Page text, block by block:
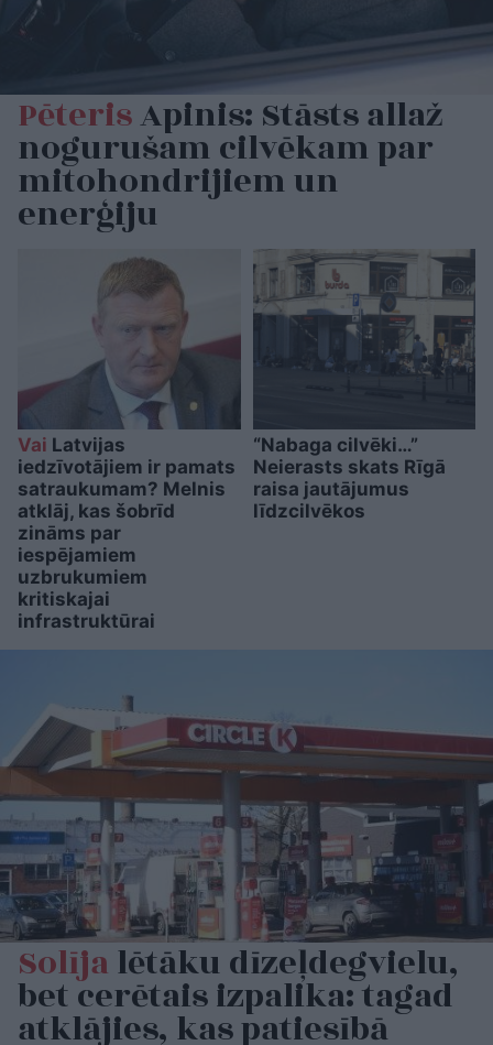
PēterisApinis: Stāsts allaž
nogurušam cilvēkam par
mitohondrijiem un
enerģiju
Vai Latvijas
iedzīvotājiem ir pamats
satraukumam? Melnis
atklāj, kas šobrīd
zināms par
iespējamiem
uzbrukumiem
kritiskajai
infrastruktūrai
“Nabaga cilvēki…”
Neierasts skats Rīgā
raisa jautājumus
līdzcilvēkos
Solījalētāku dīzeļdegvielu,
bet cerētais izpalika: tagad
atklājies, kas patiesībā